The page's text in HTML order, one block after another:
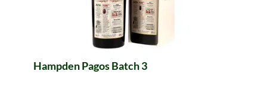
Hampden Pagos Batch 3